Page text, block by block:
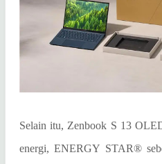
Selain itu, Zenbook S 13
energi, ENERGY STAR®